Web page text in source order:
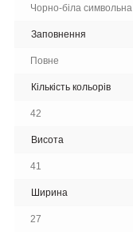
Чорно-біла символьна
Заповнення
Повне
Кількість кольорів
42
Висота
41
Ширина
27